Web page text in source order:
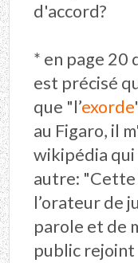
d'accord?
* en page 20
est précisé
que "l’exorde
au Figaro, il
wikipédia
autre: "
l’orateur de
parole et de
public rejoint